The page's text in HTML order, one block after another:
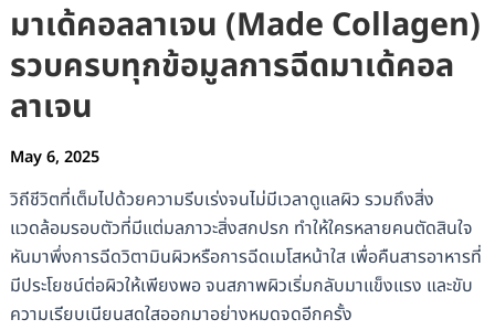
มาเด้คอลลาเจน (Made Collagen)
รวบครบทุกข้อมูลการฉีดมาเด้คอล
ลาเจน
May 6, 2025
วิถีชีวิตที่เต็มไปด้วยความรีบเร่งจนไม่มีเวลาดูแลผิว รวมถึงสิ่ง
แวดล้อมรอบตัวที่มีแต่มลภาวะสิ่งสกปรก ทำให้ใครหลายคนตัดสินใจ
หันมาพึ่งการฉีดวิตามินผิวหรือการฉีดเมโสหน้าใส เพื่อคืนสารอาหารที่
มีประโยชน์ต่อผิวให้เพียงพอ จนสภาพผิวเริ่มกลับมาแข็งแรง และขับ
ความเรียบเนียนสดใสออกมาอย่างหมดจดอีกครั้ง